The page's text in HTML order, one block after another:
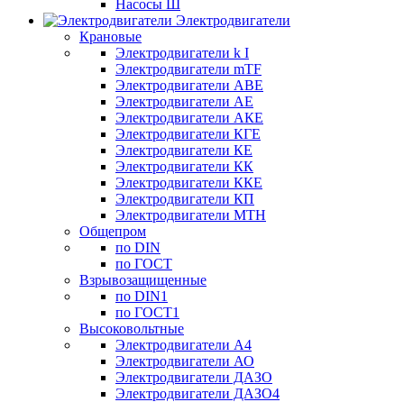
Насосы Ш
Электродвигатели
Крановые
Электродвигатели k I
Электродвигатели mTF
Электродвигатели АВЕ
Электродвигатели АЕ
Электродвигатели АКЕ
Электродвигатели КГЕ
Электродвигатели КЕ
Электродвигатели КК
Электродвигатели ККЕ
Электродвигатели КП
Электродвигатели МТН
Общепром
по DIN
по ГОСТ
Взрывозащищенные
по DIN1
по ГОСТ1
Высоковольтные
Электродвигатели А4
Электродвигатели АО
Электродвигатели ДАЗО
Электродвигатели ДАЗО4